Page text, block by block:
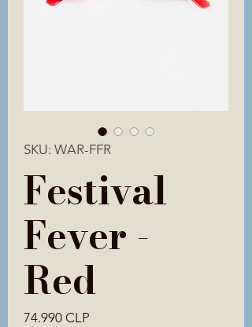
SKU: WAR-FFR
Festival
Fever -
Red
74.990 CLP